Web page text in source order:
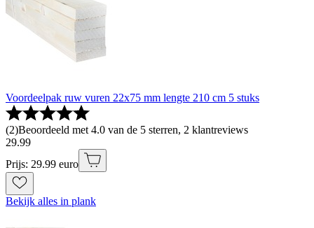
Voordeelpak ruw vuren 22x75 mm lengte 210 cm 5 stuks
(2)Beoordeeld met 4.0 van de 5 sterren, 2 klantreviews
29.99
Prijs: 29.99 euro
Bekijk alles in plank